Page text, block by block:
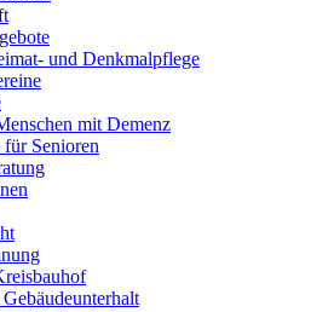
und Denkmalpflege
mit Demenz
für Senioren